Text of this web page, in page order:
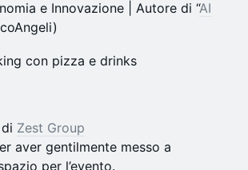
e Innovazione | Autore di “AI
con pizza e drinks
Zest Group
aver gentilmente messo a
per l’evento.